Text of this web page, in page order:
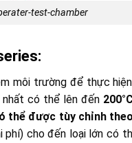
test-chamber
môi trường để thực
có thể lên đến 200°C
thể được tùy chỉnh
cho đến loại lớn có